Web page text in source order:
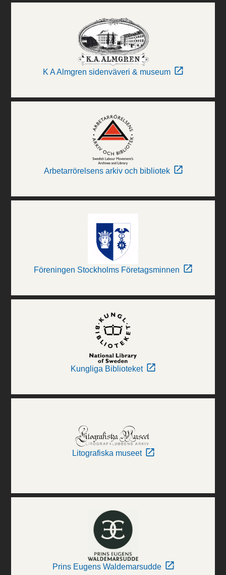
K A Almgren sidenväveri & museum
Arbetarrörelsens arkiv och bibliotek
Föreningen Stockholms Företagsminnen
Kungliga Biblioteket
Litografiska museet
Prins Eugens Waldemarsudde